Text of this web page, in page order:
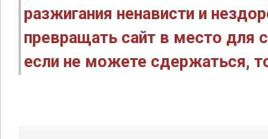
разжигания ненависти и
превращать сайт в место для
если не можете сдержаться,